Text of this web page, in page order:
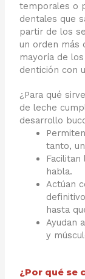
temporales o
dentales que
partir de los
un orden más
mayoría de
dentición con
¿Para qué
de leche
desarrollo
tanto,
habla.
Actúan
hasta
Ayudan
y
¿Por qué se